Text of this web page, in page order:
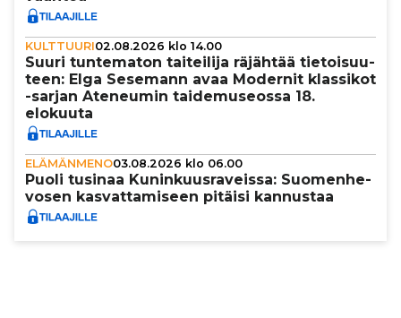
KULTTUURI02.08.2026 klo 14.00
Suuri tun­te­ma­ton tai­tei­lija räjähtää tie­toi­suu­
teen: Elga Sesemann avaa Modernit klassikot
-sarjan Ateneumin tai­de­mu­se­ossa 18.
elokuuta
ELÄMÄNMENO03.08.2026 klo 06.00
Puoli tusinaa Kunin­kuus­ra­veissa: Suo­men­he­
vo­sen kas­vat­ta­mi­seen pitäisi kannustaa